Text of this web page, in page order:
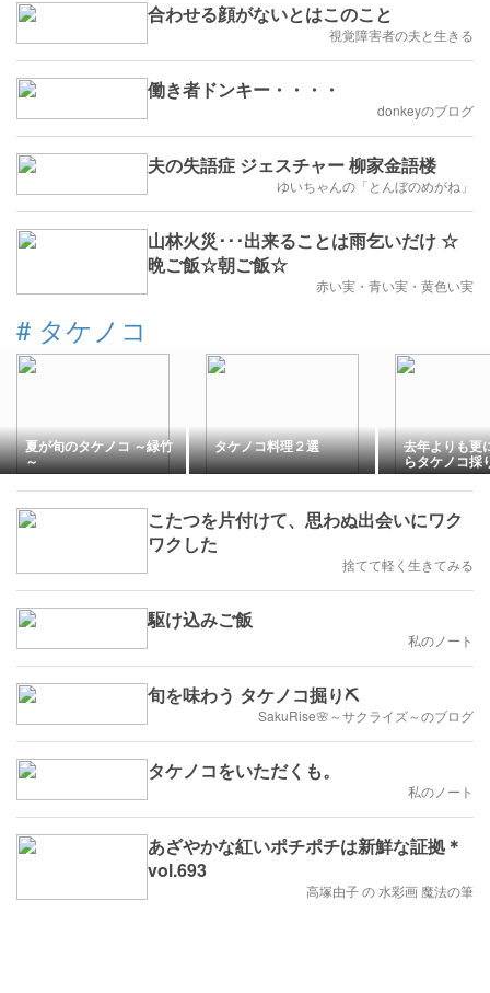
合わせる顔がないとはこのこと
視覚障害者の夫と生きる
働き者ドンキー・・・・
donkeyのブログ
夫の失語症 ジェスチャー 柳家金語楼
ゆいちゃんの「とんぼのめがね」
山林火災･･･出来ることは雨乞いだけ ☆
晩ご飯☆朝ご飯☆
赤い実・青い実・黄色い実
# タケノコ
夏が旬のタケノコ ～緑竹
～
タケノコ料理２選 去年よりも更
らタケノコ採
こたつを片付けて、思わぬ出会いにワク
ワクした
捨てて軽く生きてみる
駆け込みご飯
私のノート
旬を味わう タケノコ掘り⛏️
SakuRise🌸～サクライズ～のブログ
タケノコをいただくも。
私のノート
あざやかな紅いポチポチは新鮮な証拠＊
vol.693
高塚由子 の 水彩画 魔法の筆